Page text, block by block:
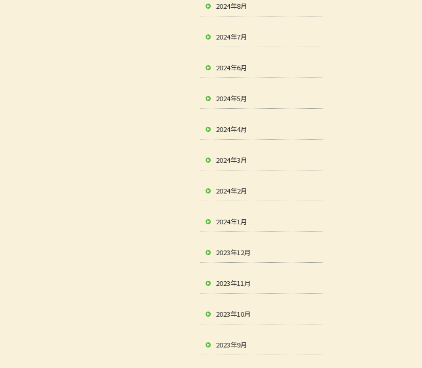
2024年8月
2024年7月
2024年6月
2024年5月
2024年4月
2024年3月
2024年2月
2024年1月
2023年12月
2023年11月
2023年10月
2023年9月